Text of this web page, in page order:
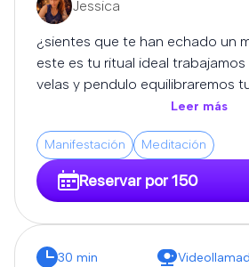
expertos se encargará de
cortar las malas vibraciones y
claridad, el equilibrio y la
para volver a avanzar con fuerza.
Jessica
¿sientes que te han echado un
este es tu ritual ideal trabajamos con ritual de
velas y pendulo equilibraremos tus chakras
limpiaremos tus energias y
caminos sean abiertos para que
a salir bien..... importante
recomendamos llevar una
bruja para proteccion
Leer más
Manifestación Meditación
Reservar por 150
30 min